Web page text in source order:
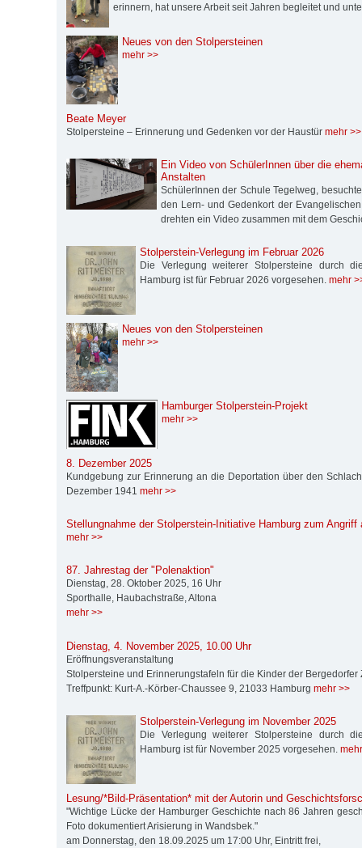
erinnern, hat unsere Arbeit seit Jahren begleitet und
Neues von den Stolpersteinen
mehr >>
Beate Meyer
Stolpersteine – Erinnerung und Gedenken vor der Haustür mehr >>
Ein Video von SchülerInnen über die
Anstalten
SchülerInnen der Schule Tegelweg,
den Lern- und Gedenkort der
drehten ein Video zusammen mit dem
Stolperstein-Verlegung im Februar 2026
Die Verlegung weiterer Stolpersteine durch
Hamburg ist für Februar 2026 vorgesehen. mehr
Neues von den Stolpersteinen
mehr >>
Hamburger Stolperstein-Projekt
mehr >>
8. Dezember 2025
Kundgebung zur Erinnerung an die Deportation über den
Dezember 1941 mehr >>
Stellungnahme der Stolperstein-Initiative Hamburg zum Angriff
mehr >>
87. Jahrestag der "Polenaktion"
Dienstag, 28. Oktober 2025, 16 Uhr
Sporthalle, Haubachstraße, Altona
mehr >>
Dienstag, 4. November 2025, 10.00 Uhr
Eröffnungsveranstaltung
Stolpersteine und Erinnerungstafeln für die Kinder der
Treffpunkt: Kurt-A.-Körber-Chaussee 9, 21033 Hamburg mehr >>
Stolperstein-Verlegung im November 2025
Die Verlegung weiterer Stolpersteine durch
Hamburg ist für November 2025 vorgesehen.
Lesung/*Bild-Präsentation* mit der Autorin und
"Wichtige Lücke der Hamburger Geschichte nach 86 Jahren
Foto dokumentiert Arisierung in Wandsbek."
am Donnerstag, den 18.09.2025 um 17:00 Uhr, Eintritt frei,